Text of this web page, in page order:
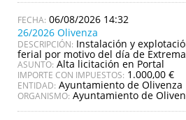
06/08/2026 14:32
26/2026 Olivenza
DESCRIPCIÓN: Instalación y
ferial por motivo del día de
ASUNTO: Alta licitación en Portal
IMPORTE CON IMPUESTOS: 1.000,00 €
ENTIDAD: Ayuntamiento de Olivenza
ORGANISMO: Ayuntamiento de